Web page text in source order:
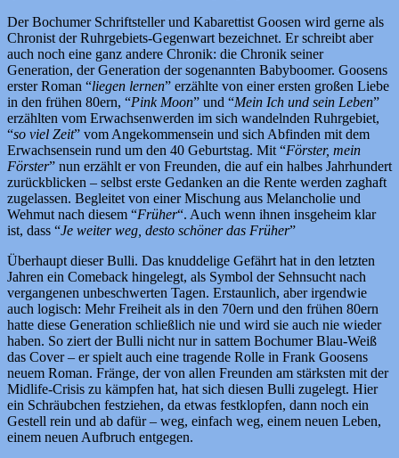
Der Bochumer Schriftsteller und Kabarettist Goosen wird gerne als
Chronist der Ruhrgebiets-Gegenwart bezeichnet. Er schreibt aber
auch noch eine ganz andere Chronik: die Chronik seiner
Generation, der Generation der sogenannten Babyboomer. Goosens
erster Roman “liegen lernen” erzählte von einer ersten großen Liebe
in den frühen 80ern, “Pink Moon” und “Mein Ich und sein Leben”
erzählten vom Erwachsenwerden im sich wandelnden Ruhrgebiet,
“so viel Zeit” vom Angekommensein und sich Abfinden mit dem
Erwachsensein rund um den 40 Geburtstag. Mit “Förster, mein
Förster” nun erzählt er von Freunden, die auf ein halbes Jahrhundert
zurückblicken – selbst erste Gedanken an die Rente werden zaghaft
zugelassen. Begleitet von einer Mischung aus Melancholie und
Wehmut nach diesem “Früher“. Auch wenn ihnen insgeheim klar
ist, dass “Je weiter weg, desto schöner das Früher”
Überhaupt dieser Bulli. Das knuddelige Gefährt hat in den letzten
Jahren ein Comeback hingelegt, als Symbol der Sehnsucht nach
vergangenen unbeschwerten Tagen. Erstaunlich, aber irgendwie
auch logisch: Mehr Freiheit als in den 70ern und den frühen 80ern
hatte diese Generation schließlich nie und wird sie auch nie wieder
haben. So ziert der Bulli nicht nur in sattem Bochumer Blau-Weiß
das Cover – er spielt auch eine tragende Rolle in Frank Goosens
neuem Roman. Fränge, der von allen Freunden am stärksten mit der
Midlife-Crisis zu kämpfen hat, hat sich diesen Bulli zugelegt. Hier
ein Schräubchen festziehen, da etwas festklopfen, dann noch ein
Gestell rein und ab dafür – weg, einfach weg, einem neuen Leben,
einem neuen Aufbruch entgegen.